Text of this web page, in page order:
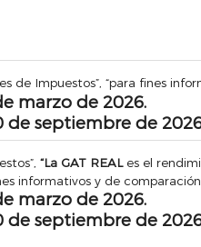
de Impuestos”, “para fines
marzo de 2026.
de septiembre de
“La GAT REALes el
informativos y de
marzo de 2026.
de septiembre de